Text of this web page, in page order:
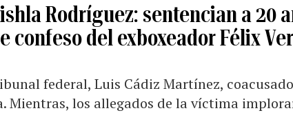
Rodríguez: sentencian a 20
confeso del exboxeador Félix
federal, Luis Cádiz Martínez,
Mientras, los allegados de la víctima